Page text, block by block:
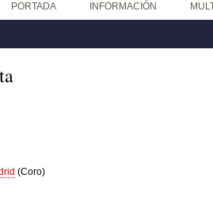
PORTADA INFORMACIÓN
(Coro)